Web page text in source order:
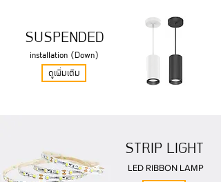
SUSPENDED
installation (Down)
ดูเพิ่มเติม
STRIP LIGHT
LED RIBBON LAMP